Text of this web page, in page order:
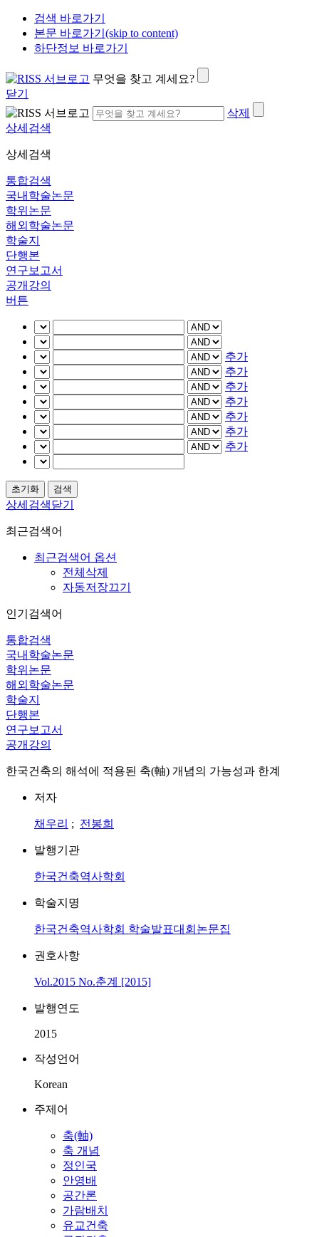
검색 바로가기
본문 바로가기(skip to content)
하단정보 바로가기
무엇을 찾고 계세요?
닫기
삭제
상세검색
상세검색
통합검색
국내학술논문
학위논문
해외학술논문
학술지
단행본
연구보고서
공개강의
버튼
추가
추가
추가
추가
추가
추가
추가
상세검색닫기
최근검색어
최근검색어 옵션
전체삭제
자동저장끄기
인기검색어
통합검색
국내학술논문
학위논문
해외학술논문
학술지
단행본
연구보고서
공개강의
한국건축의 해석에 적용된 축(軸) 개념의 가능성과 한계
저자
채우리 ; 전봉희
발행기관
한국건축역사학회
학술지명
한국건축역사학회 학술발표대회논문집
권호사항
Vol.2015 No.춘계 [2015]
발행연도
2015
작성언어
Korean
주제어
축(軸)
축 개념
정인국
안영배
공간론
가람배치
유교건축